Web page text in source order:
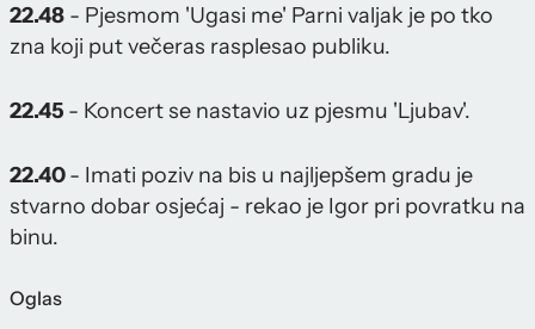
22.48 - Pjesmom 'Ugasi me' Parni valjak je po tko
zna koji put večeras rasplesao publiku.
22.45 - Koncert se nastavio uz pjesmu 'Ljubav'.
22.40- Imati poziv na bis u najljepšem gradu je
stvarno dobar osjećaj - rekao je Igor pri povratku na
binu.
Oglas